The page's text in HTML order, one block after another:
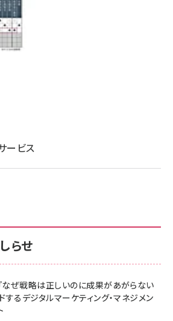
ービス
らせ
なぜ戦略は正しいのに成果があがらない
するデジタルマーケティング・マネジメン